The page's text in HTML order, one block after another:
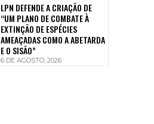
LPN DEFENDE A CRIAÇÃO DE
“UM PLANO DE COMBATE À
EXTINÇÃO DE ESPÉCIES
AMEAÇADAS COMO A ABETARDA
E O SISÃO”
6 DE AGOSTO, 2026